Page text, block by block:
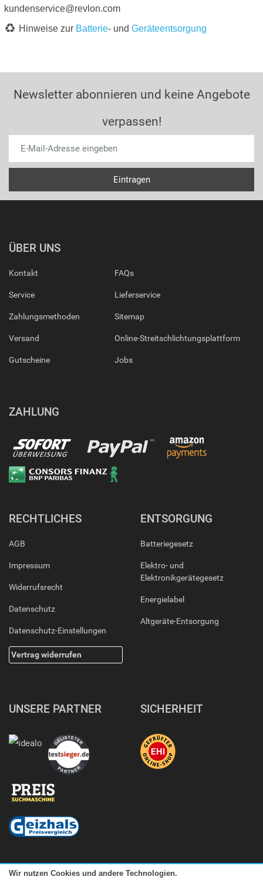
kundenservice@revlon.com
Hinweise zur Batterie- und Geräteentsorgung
Newsletter abonnieren und keine Angebote
verpassen!
ÜBER UNS
Kontakt
Service
Zahlungsmethoden
Versand
Gutscheine
FAQs
Lieferservice
Sitemap
Online-Streitschlichtungsplattform
Jobs
ZAHLUNG
RECHTLICHES
AGB
Impressum
Widerrufsrecht
Datenschutz
Datenschutz-Einstellungen
Vertrag widerrufen
ENTSORGUNG
Batteriegesetz
Elektro- und
Elektronikgerätegesetz
Energielabel
Altgeräte-Entsorgung
UNSERE PARTNER SICHERHEIT
Wir nutzen Cookies und andere Technologien.